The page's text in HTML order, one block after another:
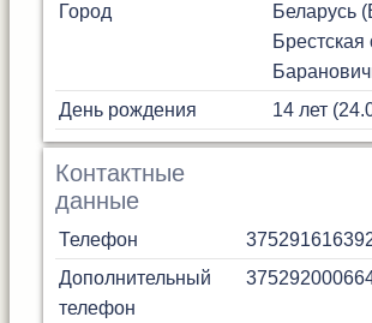
Город
Беларусь
Брестская
День рождения
14 лет
Контактные
данные
Телефон
Дополнительный
телефон